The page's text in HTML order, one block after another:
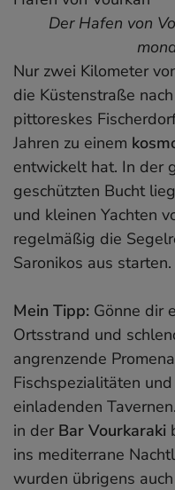
Der Hafen von
Nur zwei Kilometer
die Küstenstraße nach
pittoreskes
Jahren zu einem
entwickelt hat. In der
geschützten Bucht
und kleinen Yachten
regelmäßig die
Saronikos aus starten.
Mein Tipp: Gönne dir
Ortsstrand und
angrenzende
Fischspezialitäten
einladenden
in der Bar Vourkaraki
ins mediterrane
wurden übrigens